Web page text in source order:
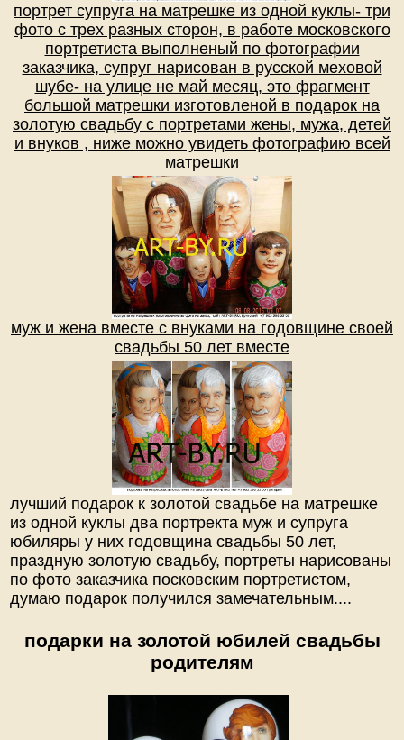
портрет супруга на матрешке из одной куклы- три
фото с трех разных сторон, в работе московского
портретиста выполненый по фотографии
заказчика, супруг нарисован в русской меховой
шубе- на улице не май месяц, это фрагмент
большой матрешки изготовленой в подарок на
золотую свадьбу с портретами жены, мужа, детей
и внуков , ниже можно увидеть фотографию всей
матрешки
муж и жена вместе с внуками на годовщине своей
свадьбы 50 лет вместе
лучший подарок к золотой свадьбе на матрешке
из одной куклы два портректа муж и супруга
юбиляры у них годовщина свадьбы 50 лет,
праздную золотую свадьбу, портреты нарисованы
по фото заказчика посковским портретистом,
думаю подарок получился замечательным....
подарки на золотой юбилей свадьбы
родителям